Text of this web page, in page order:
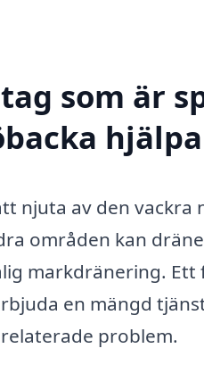
som är
njuta av den
områden kan
markdränering.
en mängd
problem.